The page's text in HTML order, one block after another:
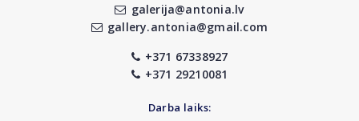
galerija@antonia.lv
gallery.antonia@gmail.com
+371 67338927
+371 29210081
Darba laiks: